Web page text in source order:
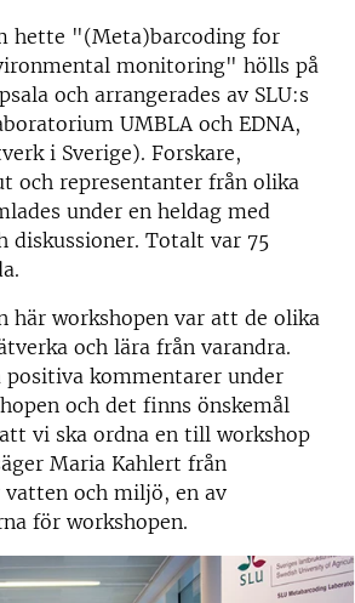
hette "(Meta)barcoding for
monitoring" hölls på
och arrangerades av SLU:s
UMBLA och EDNA,
i Sverige). Forskare,
och representanter från olika
under en heldag med
diskussioner. Totalt var 75
här workshopen var att de olika
och lära från varandra.
positiva kommentarer under
och det finns önskemål
vi ska ordna en till workshop
Maria Kahlert från
och miljö, en av
för workshopen.